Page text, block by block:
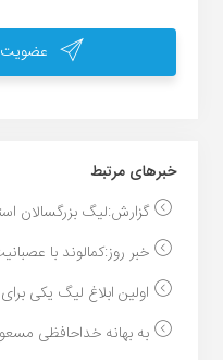
عضویت
خبر‌های مرتبط
گزارش:لیگ بزرگسالان
خبر روز:کمالوند با
اولین ابلاغ لیگ یکی
به بهانه خداحافظی